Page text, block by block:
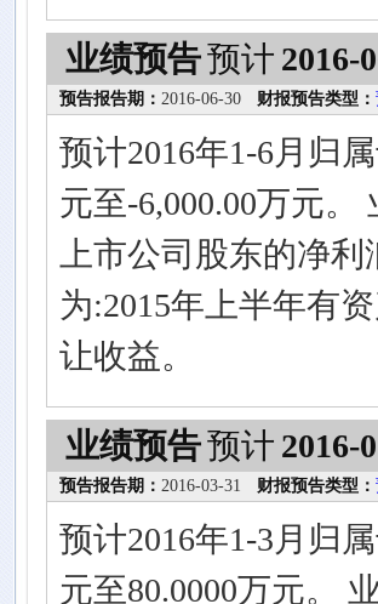
业绩预告预计 2016-
预告报告期： 2016-06-30 财报预告类型：
预计2016年1-6月归
元至-6,000.00万元
上市公司股东的净
为:2015年上半年有
让收益。
业绩预告预计 2016-
预告报告期： 2016-03-31 财报预告类型：
预计2016年1-3月归
元至80.0000万元。